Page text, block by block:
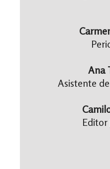
Ana
Asistente